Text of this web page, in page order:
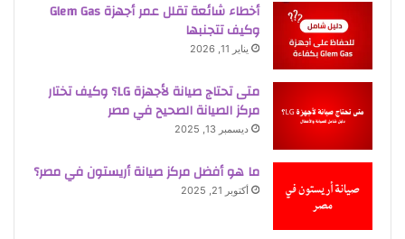
أخطاء شائعة تقلل عمر أجهزة Glem Gas
وكيف تتجنبها
يناير 11, 2026
متى تحتاج صيانة لأجهزة LG؟ وكيف تختار
مركز الصيانة الصحيح في مصر
ديسمبر 13, 2025
ما هو أفضل مركز صيانة أريستون في مصر؟
أكتوبر 21, 2025